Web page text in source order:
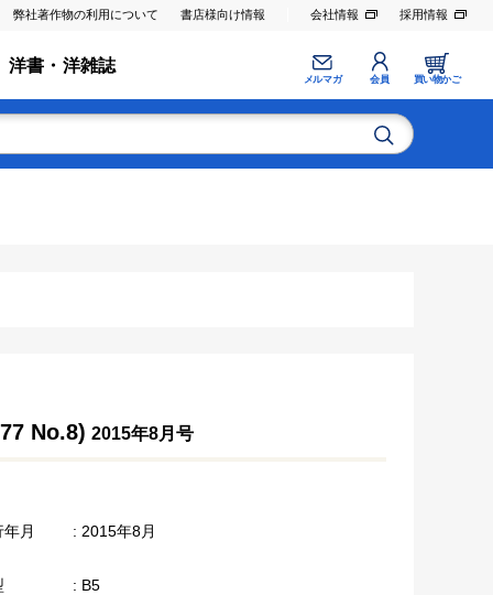
弊社著作物の利用について 書店様向け情報 会社情報 採用情報
洋書・洋雑誌
メルマガ 会員 買い物かご
No.8) 2015年8月号
月 : 2015年8月
: B5